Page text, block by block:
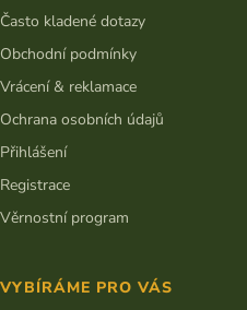
Často kladené dotazy
Obchodní podmínky
Vrácení & reklamace
Ochrana osobních údajů
Přihlášení
Registrace
Věrnostní program
VYBÍRÁME PRO VÁS